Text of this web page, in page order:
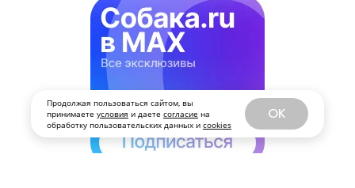
Продолжая пользоваться сайтом, вы
принимаете условия и даете согласие на
обработку пользовательских данных и cookies
OK